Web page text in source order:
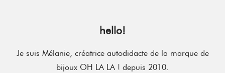
hello!
Je suis Mélanie, créatrice autodidacte de la marque de
bijoux OH LA LA ! depuis 2010.